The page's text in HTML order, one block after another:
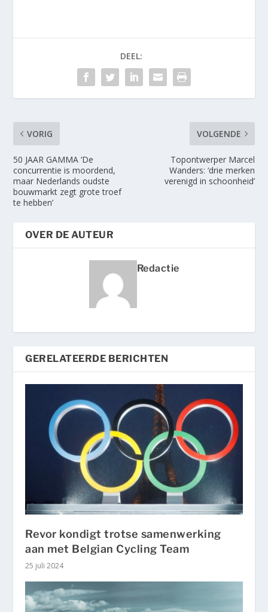
DEEL:
VORIG
50 JAAR GAMMA ‘De
concurrentie is moordend,
maar Nederlands oudste
bouwmarkt zegt grote troef
te hebben’
VOLGENDE
Topontwerper Marcel
Wanders: ‘drie merken
verenigd in schoonheid’
OVER DE AUTEUR
Redactie
GERELATEERDE BERICHTEN
Revor kondigt trotse samenwerking
aan met Belgian Cycling Team
25 juli 2024